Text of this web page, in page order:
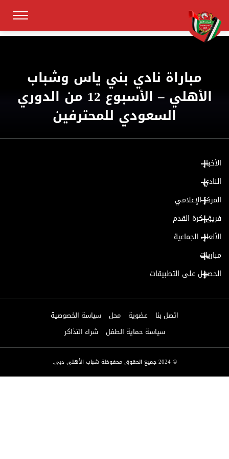
مباراة نادي بني ياس وشباب
الأهلي – الأسبوع 12 من الدوري
السعودي للمحترفين
الأخبار
النادي
المركز الإعلامي
فريق كرة القدم
الألعاب الجماعية
مباريات
الحصول على التطبيقات
اتصل بنا عضوية محل سياسة الخصوصية
سياسة حماية الطفل
شراء التذاكر
© 2024 جميع الحقوق محفوظة شباب الأهلي دبي.